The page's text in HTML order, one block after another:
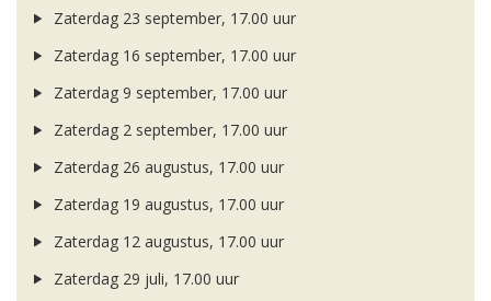
Zaterdag 23 september, 17.00 uur
Zaterdag 16 september, 17.00 uur
Zaterdag 9 september, 17.00 uur
Zaterdag 2 september, 17.00 uur
Zaterdag 26 augustus, 17.00 uur
Zaterdag 19 augustus, 17.00 uur
Zaterdag 12 augustus, 17.00 uur
Zaterdag 29 juli, 17.00 uur